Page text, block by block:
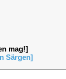
mag!]
Särgen]